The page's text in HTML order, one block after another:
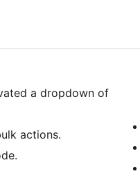
a dropdown of
actions.